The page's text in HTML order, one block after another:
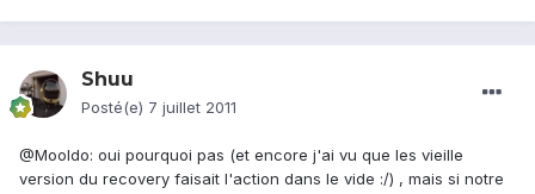
Shuu
Posté(e) 7 juillet 2011
@Mooldo: oui pourquoi pas (et encore j'ai vu que les vieille
version du recovery faisait l'action dans le vide :/) , mais si notre